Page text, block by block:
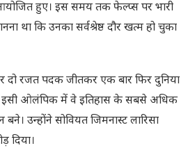
हुए। इस समय तक फेल्प्स पर भारी
था कि उनका सर्वश्रेष्ठ दौर खत्म हो चुका
दो रजत पदक जीतकर एक बार फिर दुनिया
इसी ओलंपिक में वे इतिहास के सबसे अधिक
उन्होंने सोवियत जिमनास्ट लारिसा
दिया।